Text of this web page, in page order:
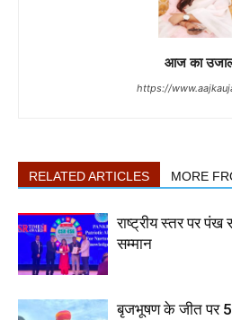
आज का
https://
RELATED ARTICLES MORE
राष्ट्रीय स्तर पर पंख
सम्मान
बृजभूषण के जीत पर